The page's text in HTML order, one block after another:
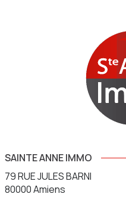
SAINTE ANNE IMMO
79 RUE JULES BARNI
80000Amiens